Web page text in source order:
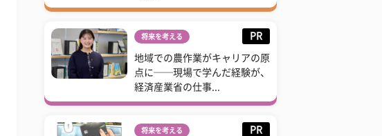
将来を考える PR
地域での農作業がキャリアの原
点に──現場で学んだ経験が、
経済産業省の仕事...
将来を考える PR